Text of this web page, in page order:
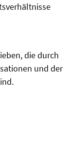
die durch
und der